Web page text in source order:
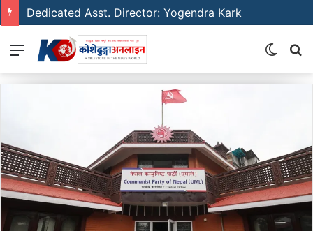
Dedicated Asst. Director: Yogendra Kark
Menu
Switch